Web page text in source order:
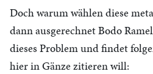
Doch warum wählen diese
dann ausgerechnet Bodo
dieses Problem und findet
hier in Gänze zitieren will: